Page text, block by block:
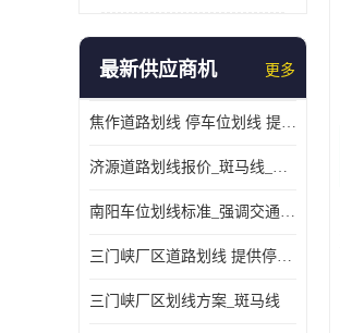
最新供应商机 更多
焦作道路划线 停车位划线 提供交通分流
济源道路划线报价_斑马线_提供紧急停车带
南阳车位划线标准_强调交通规则
三门峡厂区道路划线 提供停车指引
三门峡厂区划线方案_斑马线